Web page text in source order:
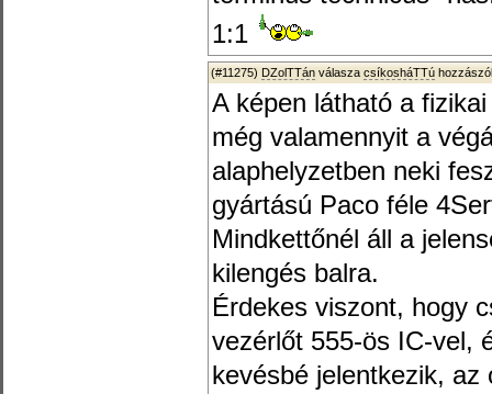
1:1
(#11275) DZolTTán válasza csíkosháTTú
A képen látható a
még valamennyit a
alaphelyzetben neki
gyártású Paco féle
Mindkettőnél áll a
kilengés balra.
Érdekes viszont, hogy
vezérlőt 555-ös IC-vel,
kevésbé jelentkezik, az